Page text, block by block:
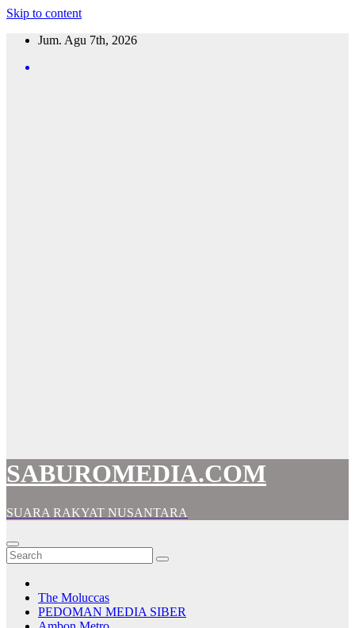
Skip to content
Jum. Agu 7th, 2026
SABUROMEDIA.COM
SUARA RAKYAT NUSANTARA
The Moluccas
PEDOMAN MEDIA SIBER